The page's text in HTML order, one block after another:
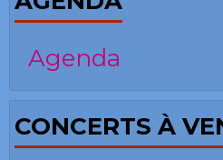
Agenda
CONCERTS À